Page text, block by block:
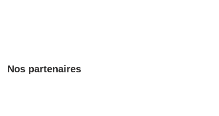
Nos partenaires